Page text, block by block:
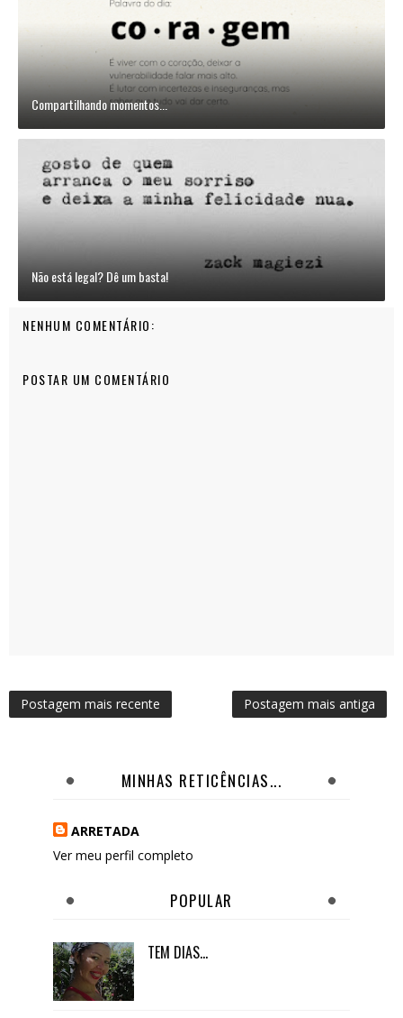
Compartilhando momentos...
Não está legal? Dê um basta!
NENHUM COMENTÁRIO:
POSTAR UM COMENTÁRIO
Postagem mais recente Postagem mais antiga
MINHAS RETICÊNCIAS...
ARRETADA
Ver meu perfil completo
POPULAR
TEM DIAS...